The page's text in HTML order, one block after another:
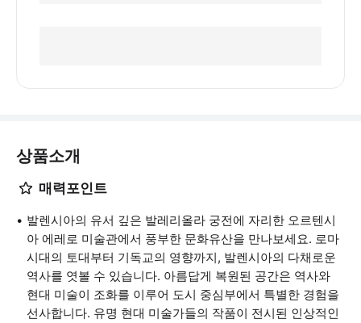
상품소개
매력포인트
발렌시아의 유서 깊은 발레리올라 궁전에 자리한 오르텐시
아 에레로 미술관에서 풍부한 문화유산을 만나보세요. 로마
시대의 토대부터 기독교의 영향까지, 발렌시아의 다채로운
역사를 엿볼 수 있습니다. 아름답게 복원된 공간은 역사와
현대 미술이 조화를 이루어 도시 중심부에서 특별한 경험을
선사합니다. 유명 현대 미술가들의 작품이 전시된 인상적인